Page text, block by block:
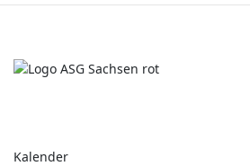
Kalender